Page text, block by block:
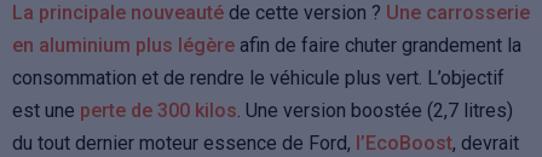
La principale nouveauté de cette version ? Une carrosserie
en aluminium plus légère afin de faire chuter grandement la
consommation et de rendre le véhicule plus vert. L’objectif
est une perte de 300 kilos. Une version boostée (2,7 litres)
du tout dernier moteur essence de Ford, l’EcoBoost, devrait